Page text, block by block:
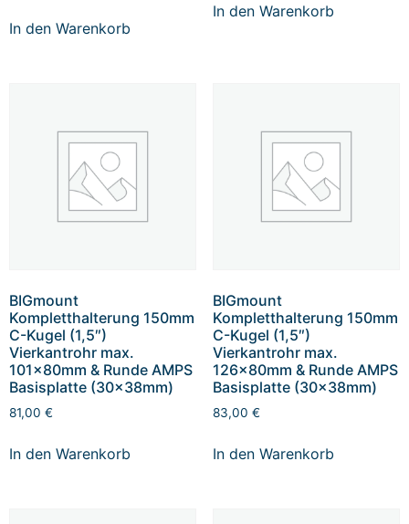
In den Warenkorb
In den Warenkorb
BIGmount
Kompletthalterung 150mm
C-Kugel (1,5″)
Vierkantrohr max.
101x80mm & Runde AMPS
Basisplatte (30x38mm)
81,00 €
In den Warenkorb
BIGmount
Kompletthalterung 150mm
C-Kugel (1,5″)
Vierkantrohr max.
126x80mm & Runde AMPS
Basisplatte (30x38mm)
83,00 €
In den Warenkorb